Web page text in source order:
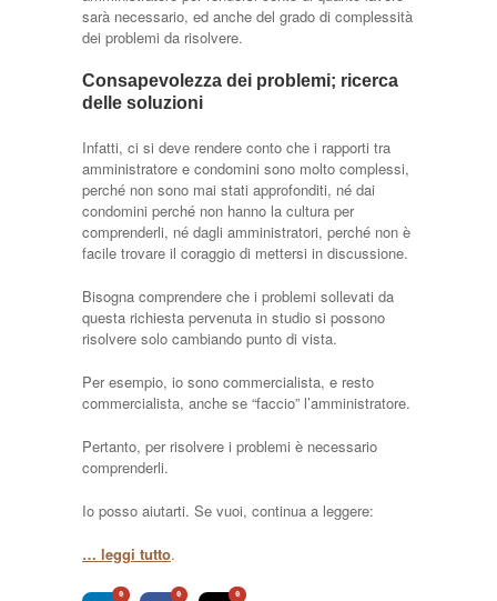
sarà necessario, ed anche del grado di complessità
dei problemi da risolvere.
Consapevolezza dei problemi; ricerca
delle soluzioni
Infatti, ci si deve rendere conto che i rapporti tra
amministratore e condomini sono molto complessi,
perché non sono mai stati approfonditi, né dai
condomini perché non hanno la cultura per
comprenderli, né dagli amministratori, perché non è
facile trovare il coraggio di mettersi in discussione.
Bisogna comprendere che i problemi sollevati da
questa richiesta pervenuta in studio si possono
risolvere solo cambiando punto di vista.
Per esempio, io sono commercialista, e resto
commercialista, anche se “faccio” l’amministratore.
Pertanto, per risolvere i problemi è necessario
comprenderli.
Io posso aiutarti. Se vuoi, continua a leggere:
… leggi tutto.
0 0 0